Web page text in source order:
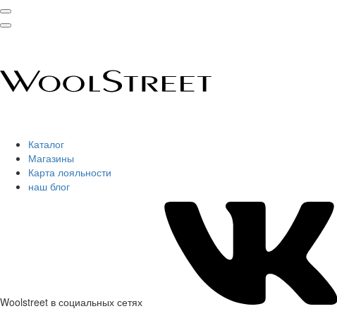
Каталог
Магазины
Карта лояльности
наш блог
Woolstreet в социальных сетях